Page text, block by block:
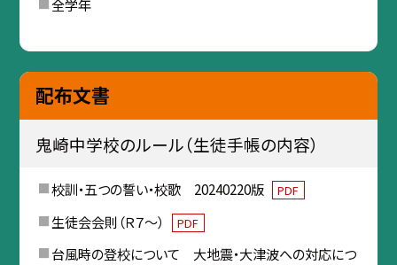
全学年
配布文書
鬼崎中学校のルール（生徒手帳の内容）
校訓・五つの誓い・校歌 20240220版 PDF
生徒会会則（Ｒ７～） PDF
台風時の登校について 大地震・大津波への対応につ